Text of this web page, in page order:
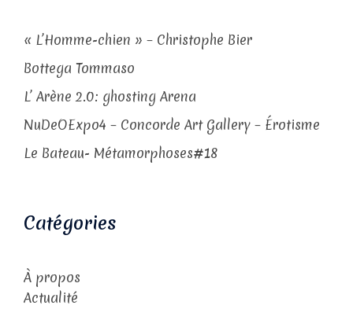
« L’Homme-chien » – Christophe Bier
Bottega Tommaso
L’ Arène 2.0: ghosting Arena
NuDeOExpo4 – Concorde Art Gallery – Érotisme
Le Bateau- Métamorphoses#18
Catégories
À propos
Actualité